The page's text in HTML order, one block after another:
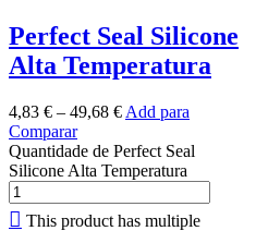
Perfect Seal Silicone
Alta Temperatura
4,83 € – 49,68 € Add para
Comparar
Quantidade de Perfect Seal
Silicone Alta Temperatura
This product has multiple